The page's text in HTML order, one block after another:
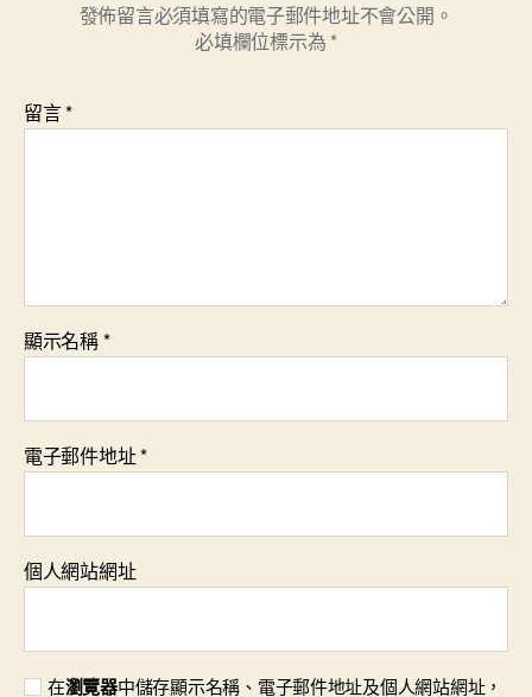
發佈留言必須填寫的電子郵件地址不會公開。
必填欄位標示為 *
留言*
顯示名稱*
電子郵件地址*
個人網站網址
在瀏覽器中儲存顯示名稱、電子郵件地址及個人網站網址，